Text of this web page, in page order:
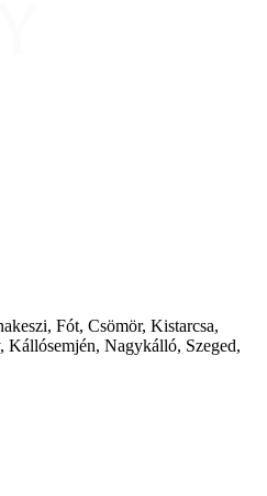
Fót, Csömör, Kistarcsa,
Nagykálló, Szeged,